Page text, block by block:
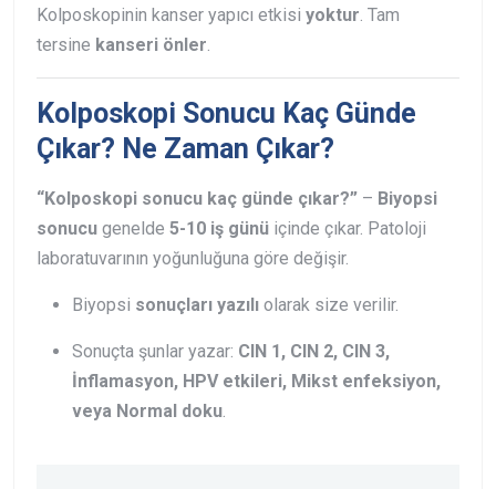
Kolposkopinin kanser yapıcı etkisi yoktur. Tam
tersine kanseri önler.
Kolposkopi Sonucu Kaç Günde
Çıkar? Ne Zaman Çıkar?
“Kolposkopi sonucu kaç günde çıkar?” – Biyopsi
sonucu genelde 5-10 iş günü içinde çıkar. Patoloji
laboratuvarının yoğunluğuna göre değişir.
Biyopsi sonuçları yazılı olarak size verilir.
Sonuçta şunlar yazar: CIN 1, CIN 2, CIN 3,
İnflamasyon, HPV etkileri, Mikst enfeksiyon,
veya Normal doku.